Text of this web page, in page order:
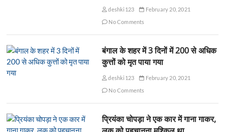
deshki123
February 20, 2021
No Comments
बंगाल के शहर में 3 दिनों में 200 से अधिक
कुत्तों को मृत पाया गया
deshki123
February 20, 2021
No Comments
प्रियंका चोपड़ा ने एक कार में गाना गाकर,